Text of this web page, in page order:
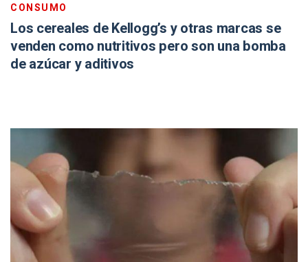
CONSUMO
Los cereales de Kellogg’s y otras marcas se
venden como nutritivos pero son una bomba
de azúcar y aditivos